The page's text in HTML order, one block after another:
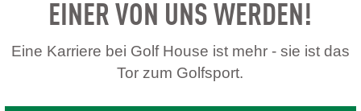
EINER VON UNS WERDEN!
Eine Karriere bei Golf House ist mehr - sie ist das
Tor zum Golfsport.